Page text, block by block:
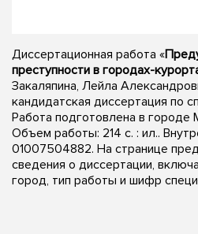
Диссертационная работа «
преступности в городах-
Закаляпина, Лейла
кандидатская диссертация по
Работа подготовлена в городе
Объем работы: 214 с. : ил..
01007504882. На странице
сведения о диссертации,
город, тип работы и шифр